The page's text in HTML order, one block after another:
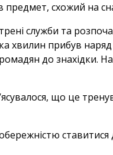
предмет, схожий на
служби та
хвилин прибув наряд
до знахідки.
що це
ставитися